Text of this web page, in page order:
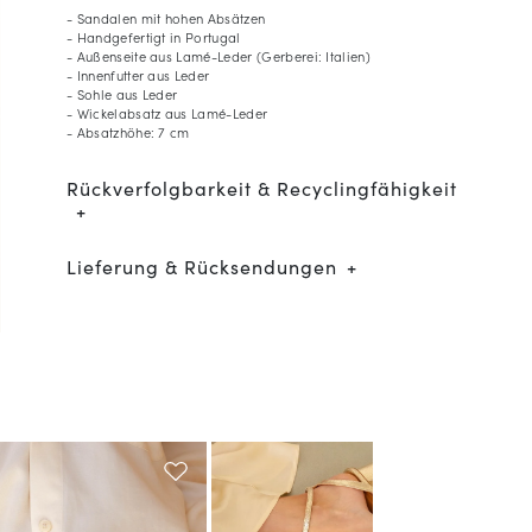
- Sandalen mit hohen Absätzen
- Handgefertigt in Portugal
- Außenseite aus Lamé-Leder (Gerberei: Italien)
- Innenfutter aus Leder
- Sohle aus Leder
- Wickelabsatz aus Lamé-Leder
- Absatzhöhe: 7 cm
Rückverfolgbarkeit & Recyclingfähigkeit
Lieferung & Rücksendungen